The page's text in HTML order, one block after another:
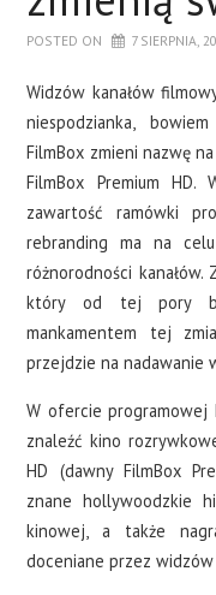
POSTED ON 7 SIERPNIA,
Widzów kanałów
niespodzianka,
FilmBox zmieni nazwę
FilmBox Premium HD.
zawartość ramówki
rebranding ma na
różnorodności kanałów.
który od tej pory
mankamentem tej
przejdzie na nadawanie
W ofercie programowej
znaleźć kino
HD (dawny FilmBox
znane hollywoodzkie
kinowej, a także
doceniane przez